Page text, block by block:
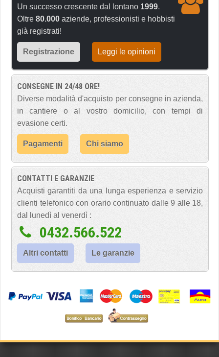
Un successo crescente dal lontano 1999.
Oltre 80.000 aziende, professionisti e hobbisti
già registrati!
Registrazione Leggi le opinioni
CONSEGNE IN 24/48 ORE!
Diverse modalità d'acquisto per consegne in azienda,
in cantiere o al vostro domicilio, con tempi di
evasione certi.
Pagamenti Chi siamo
CONTATTI E GARANZIE
Acquisti garantiti da una lunga esperienza e servizio
clienti telefonico con orario continuato dalle 9 alle 18,
dal lunedì al venerdì :
0432.566.522
Altri contatti Le garanzie